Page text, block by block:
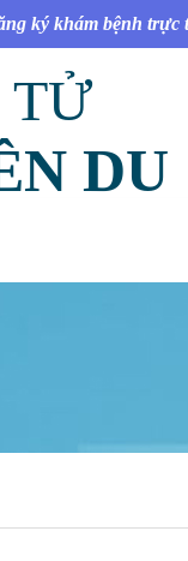
ký khám bệnh trực
TỬ
DU